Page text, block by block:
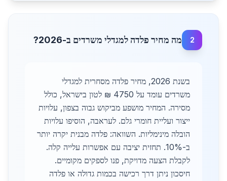
2 מה מחיר פלדה למגדלי משרדים ב-2026?
בשנת 2026, מחיר פלדה מסחרית למגדלי
משרדים עומד על 4750 ₪ לטון בישראל, כולל
מסירה. המחיר מושפע מביקוש גבוה בצפון, עלויות
ייצור ועליית חומרי גלם. לעראבה, הוסיפו עלויות
הובלה מינימליות. השוואה: פלדה מבנית יקרה יותר
ב-10%. תחזית יציבה עם אפשרות עלייה קלה.
לקבלת הצעה מדויקת, פנו לספקים מקומיים.
חיסכון ניתן דרך רכישה בכמות גדולה או פלדה